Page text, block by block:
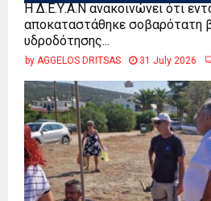
Η Δ.Ε.Υ.Α.Ν ανακοινώνει ότι
αποκαταστάθηκε σοβαρότατη
υδροδότησης...
by AGGELOS DRITSAS 31 July 2026